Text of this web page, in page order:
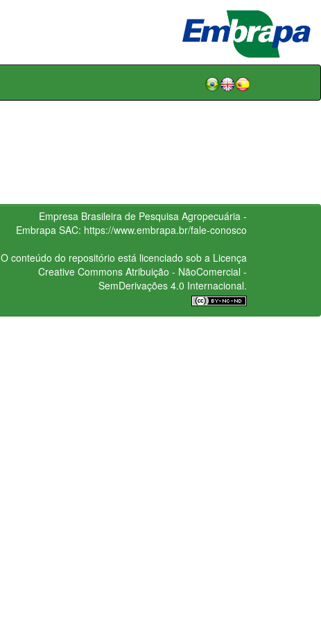
Empresa Brasileira de Pesquisa Agropecuária -
Embrapa SAC: https://www.embrapa.br/fale-conosco
O conteúdo do repositório está licenciado sob a Licença
Creative CommonsAtribuição - NãoComercial -
SemDerivações 4.0 Internacional.